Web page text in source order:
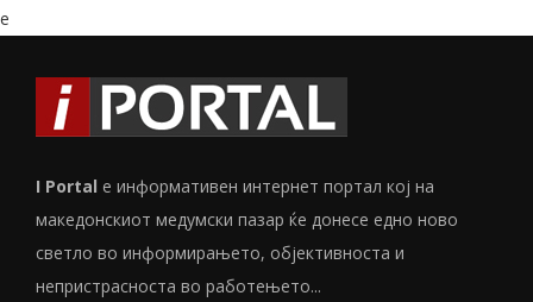
e
I Portal е информативен интернет портал кој на
македонскиот медумски пазар ќе донесе едно ново
светло во информирањето, објективноста и
непристрасноста во работењето...